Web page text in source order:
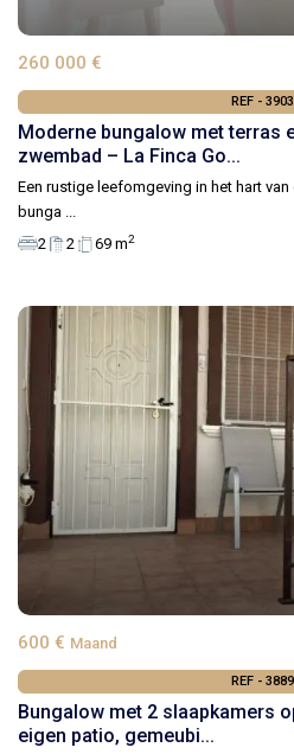
260 000 €
REF -
Moderne bungalow met terras
zwembad – La Finca Go...
Een rustige leefomgeving in het hart
bunga
2
2 69 m2
600 € Maand
REF -
Bungalow met 2 slaapkamers
eigen patio, gemeubi...